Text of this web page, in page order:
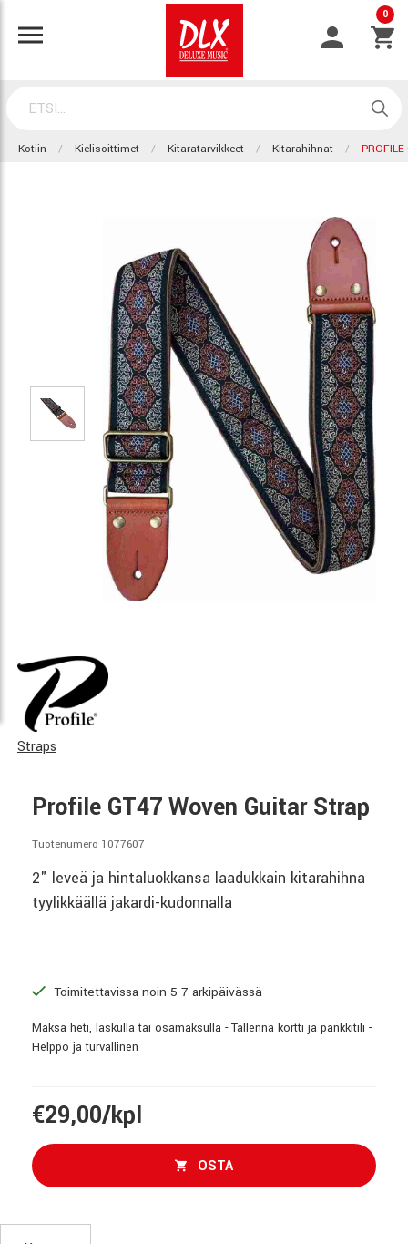
0
Kotiin Kielisoittimet Kitaratarvikkeet Kitarahihnat PROFILE
Straps
Profile GT47 Woven Guitar Strap
Tuotenumero 1077607
2" leveä ja hintaluokkansa laadukkain kitarahihna
tyylikkäällä jakardi-kudonnalla
Toimitettavissa noin 5-7 arkipäivässä
Maksa heti, laskulla tai osamaksulla - Tallenna kortti ja pankkitili -
Helppo ja turvallinen
€29,00/kpl
OSTA